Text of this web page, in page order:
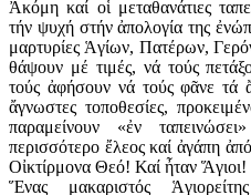
Ἀκόμη καί οἱ μεταθανάτιες
τήν ψυχή στήν ἀπολογία της
μαρτυρίες Ἁγίων, Πατέρων,
θάψουν μέ τιμές, νά τούς
τούς ἀφήσουν νά τούς φᾶνε
ἄγνωστες τοποθεσίες,
παραμείνουν «ἐν
περισσότερο ἔλεος καί ἀγάπη
Οἰκτίρμονα Θεό! Καί ἦταν Ἅγιοι!
Ἕνας μακαριστός